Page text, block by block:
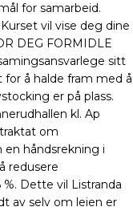
for samarbeid.
vil vise deg dine
DEG FORMIDLE
sitt
å halde fram med å
er på plass.
kl. Ap
om
en håndsrekning i
redusere
Dette vil Listranda
av selv om leien er